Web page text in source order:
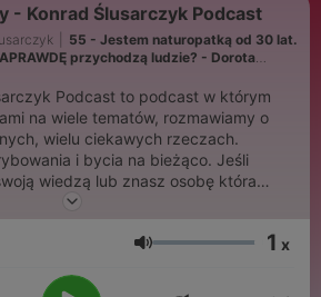
- Konrad Ślusarczyk Podcast
55 - Jestem naturopatką od 30 lat.
przychodzą ludzie? - Dorota
Podcast to podcast w którym
na wiele tematów, rozmawiamy o
wielu ciekawych rzeczach.
i bycia na bieżąco. Jeśli
wiedzą lub znasz osobę która
podcaście, skontaktuj się:
na YouTube? Instagram:
655-194
Głośność 1 x